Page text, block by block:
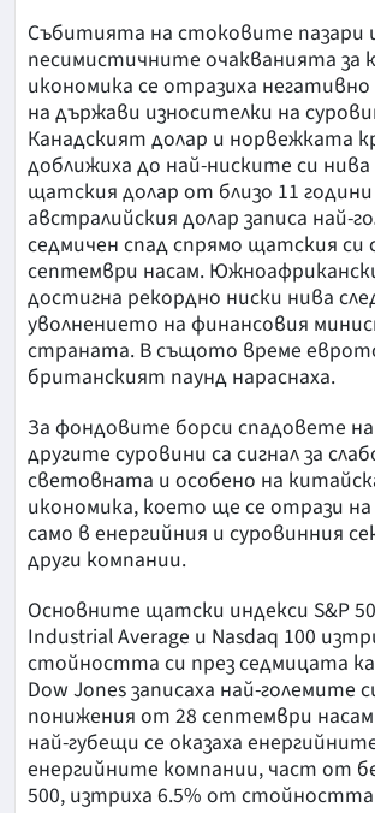
Събитията на стоковите пазари
песимистичните очакванията за
икономика се отразиха
на държави износителки на
Канадският долар и норвежката
доближиха до най-ниските си
щатския долар от близо 11 години
австралийския долар записа най-
седмичен спад спрямо щатския
септември насам.
достигна рекордно ниски нива
уволнението на финансовия
страната. В същото време
британският паунд нараснаха.
За фондовите борси спадовете
другите суровини са сигнал за
световната и особено на
икономика, което ще се отрази
само в енергийния и суровинния
други компании.
Основните щатски индекси S&P
Industrial Average и Nasdaq 100
стойността си през седмицата
Dow Jones записаха най-големите
понижения от 28 септември
най-губещи се оказаха
енергийните компании, част от
500, изтриха 6.5% от стойността